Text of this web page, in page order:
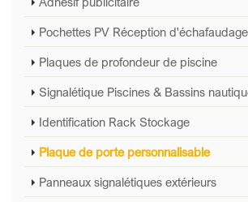
Pochettes PV Réception
Plaques de profondeur de piscine
Signalétique Piscines & Bassins
Identification Rack Stockage
Plaque de porte personnalisable
Panneaux signalétiques extérieurs